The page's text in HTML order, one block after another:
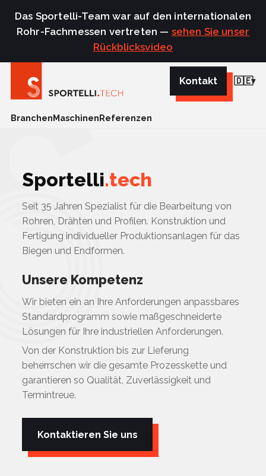
Das Sportelli-Team war auf den internationalen
Rohr-Fachmessen vertreten — sehen Sie unser
Rückblicksvideo
BranchenMaschinenReferenzen
Kontakt 🇩🇪
Sportelli.tech
Seit 35 Jahren Spezialist für die Bearbeitung von
Rohren, Drähten und Profilen. Konstruktion und
Fertigung individueller Produktionsanlagen für das
Biegen und Endformen.
Unsere Kompetenz
Wir bieten ein an Ihre Anforderungen anpassbares
Standardprogramm sowie maßgeschneiderte
Lösungen für Ihre industriellen Anforderungen.
Von der Konstruktion bis zur Lieferung
beherrschen wir die gesamte Prozesskette und
garantieren so Qualität, Zuverlässigkeit und
Termintreue.
Kontaktieren Sie uns